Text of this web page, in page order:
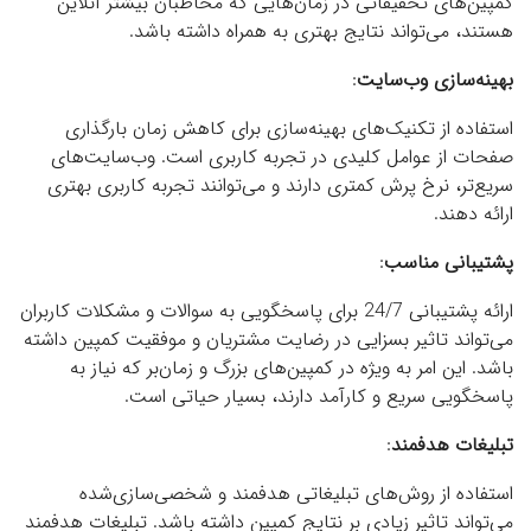
هستند، می‌تواند نتایج بهتری به همراه داشته باشد.
بهینه‌سازی وب‌سایت:
استفاده از تکنیک‌های بهینه‌سازی برای کاهش زمان بارگذاری
صفحات از عوامل کلیدی در تجربه کاربری است. وب‌سایت‌های
سریع‌تر، نرخ پرش کمتری دارند و می‌توانند تجربه کاربری بهتری
ارائه دهند.
پشتیبانی مناسب:
ارائه پشتیبانی 24/7 برای پاسخگویی به سوالات و مشکلات کاربران
می‌تواند تاثیر بسزایی در رضایت مشتریان و موفقیت کمپین داشته
باشد. این امر به ویژه در کمپین‌های بزرگ و زمان‌بر که نیاز به
پاسخگویی سریع و کارآمد دارند، بسیار حیاتی است.
تبلیغات هدفمند:
استفاده از روش‌های تبلیغاتی هدفمند و شخصی‌سازی‌شده
می‌تواند تاثیر زیادی بر نتایج کمپین داشته باشد. تبلیغات هدفمند